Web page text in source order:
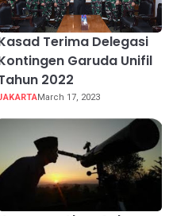
Terima Delegasi
Garuda Unifil
2022
March 17, 2023